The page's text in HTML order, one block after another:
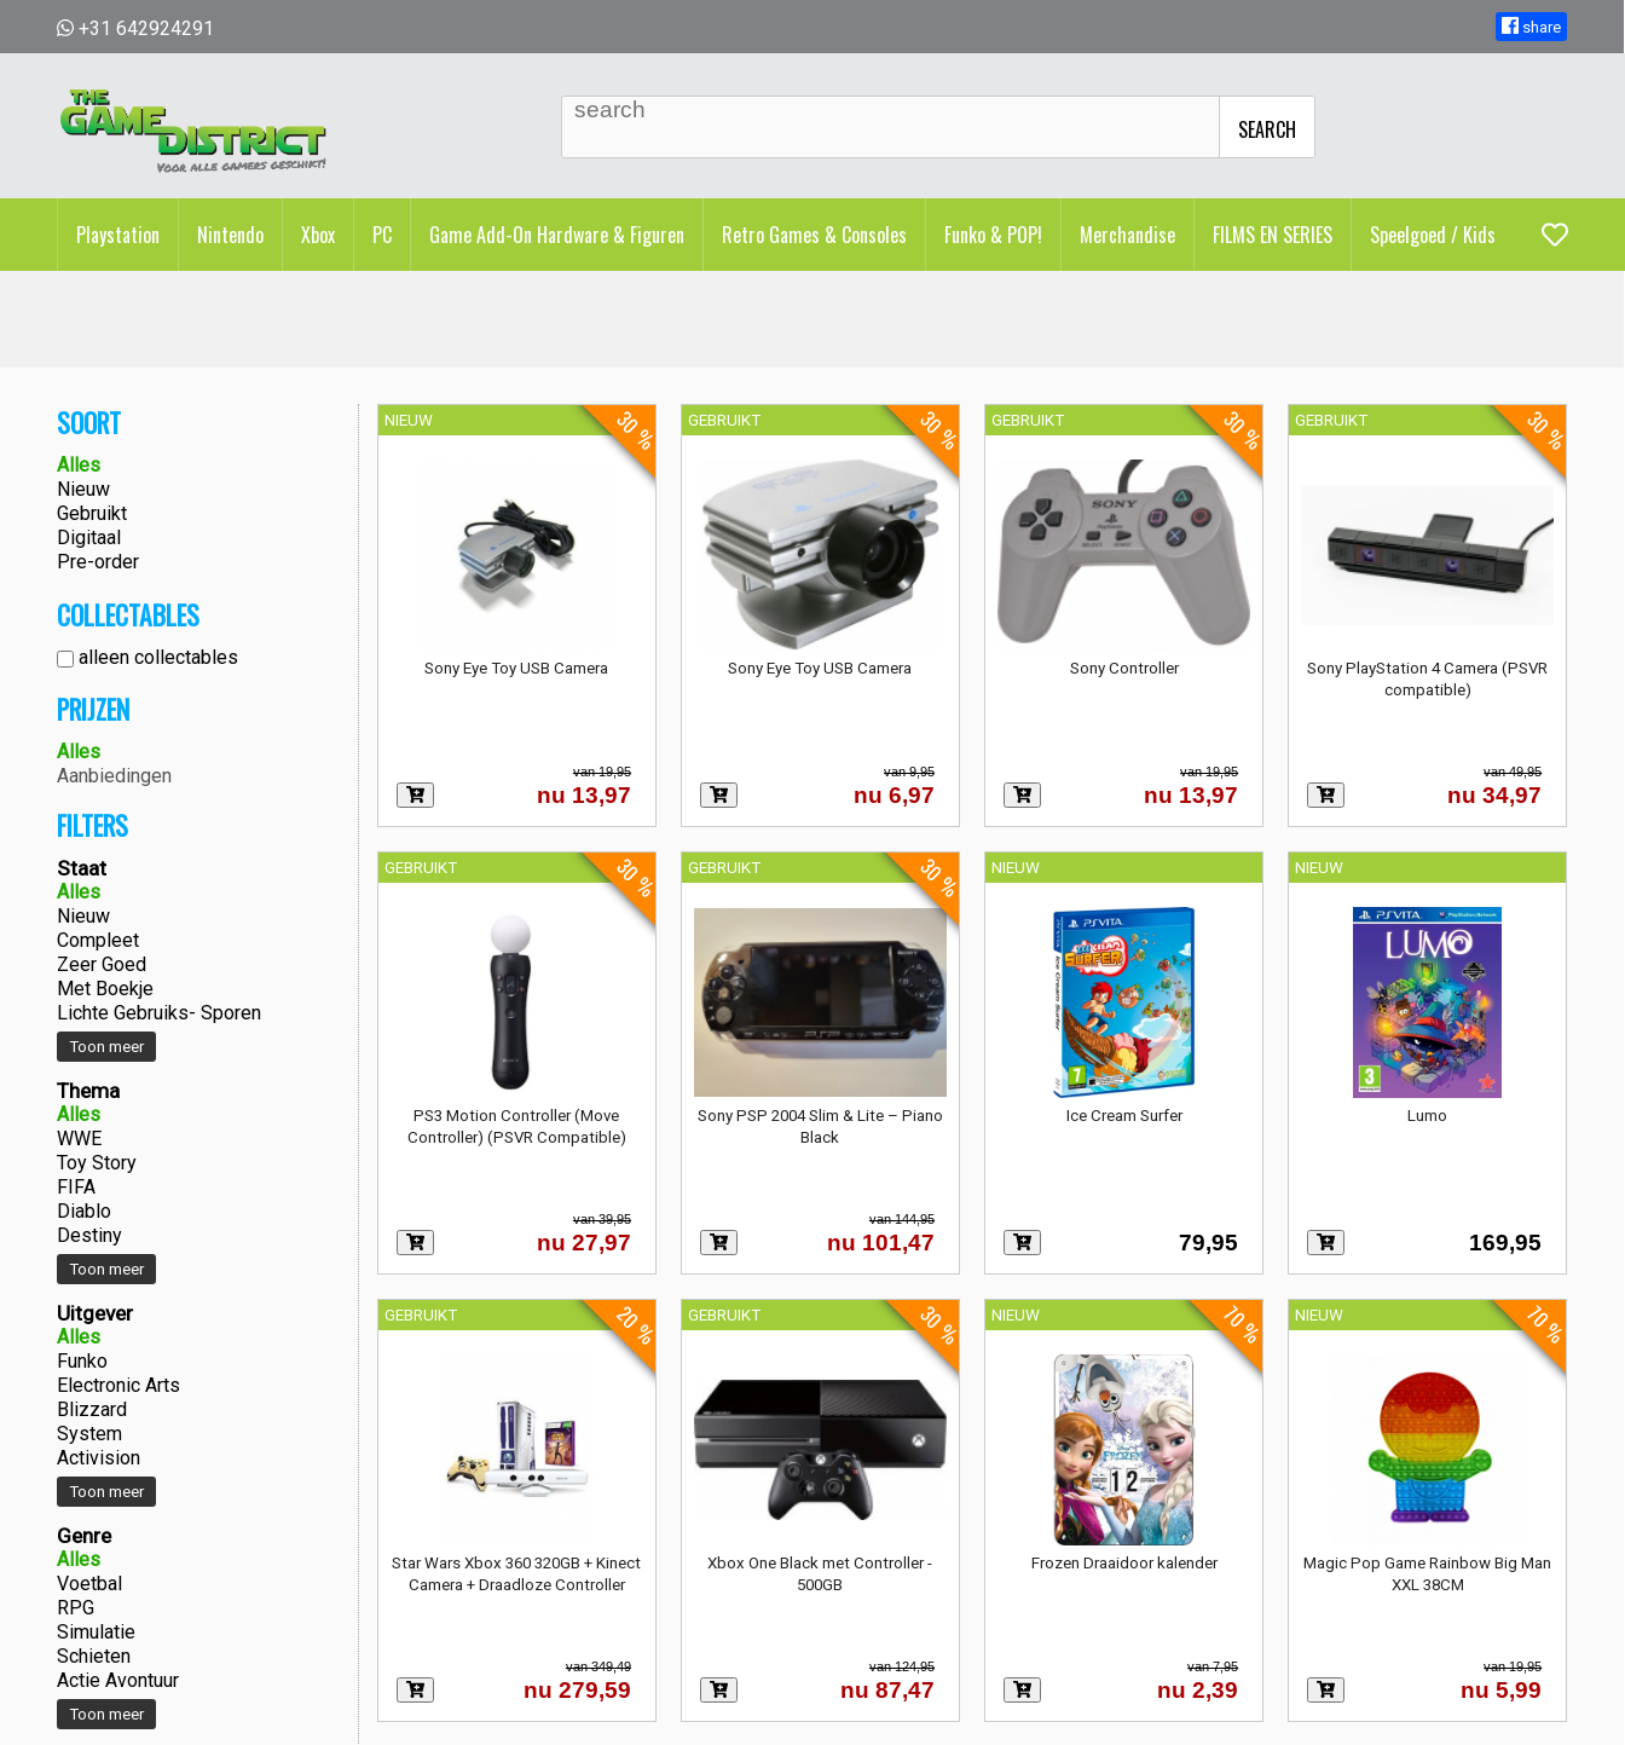
+31 642924291 share
SEARCH
Playstation Nintendo Xbox PC Game Add-On Hardware & Figuren Retro Games & Consoles Funko & POP! Merchandise FILMS EN SERIES Speelgoed / Kids
SOORT
Alles
Nieuw
Gebruikt
Digitaal
Pre-order
COLLECTABLES
alleen collectables
PRIJZEN
Alles
Aanbiedingen
FILTERS
Staat
Alles
Nieuw
Compleet
Zeer Goed
Met Boekje
Lichte Gebruiks- Sporen
Toon meer
Thema
Alles
WWE
Toy Story
FIFA
Diablo
Destiny
Toon meer
Uitgever
Alles
Funko
Electronic Arts
Blizzard
System
Activision
Toon meer
Genre
Alles
Voetbal
RPG
Simulatie
Schieten
Actie Avontuur
Toon meer
NIEUW
Sony Eye Toy USB Camera
30 %
van 19,95
nu 13,97
GEBRUIKT
Sony Eye Toy USB Camera
30 %
van 9,95
nu 6,97
GEBRUIKT
Sony Controller
30 %
van 19,95
nu 13,97
GEBRUIKT
Sony PlayStation 4 Camera (PSVR
compatible)
30 %
van 49,95
nu 34,97
GEBRUIKT
PS3 Motion Controller (Move
Controller) (PSVR Compatible)
30 %
van 39,95
nu 27,97
GEBRUIKT
Sony PSP 2004 Slim & Lite – Piano
Black
30 %
van 144,95
nu 101,47
NIEUW
Ice Cream Surfer
79,95
NIEUW
Lumo
169,95
GEBRUIKT
Star Wars Xbox 360 320GB + Kinect
Camera + Draadloze Controller
20 %
van 349,49
nu 279,59
GEBRUIKT
Xbox One Black met Controller -
500GB
30 %
van 124,95
nu 87,47
NIEUW
Frozen Draaidoor kalender
70 %
van 7,95
nu 2,39
NIEUW
Magic Pop Game Rainbow Big Man
XXL 38CM
70 %
van 19,95
nu 5,99